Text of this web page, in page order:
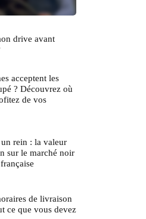
drive avant
acceptent les
? Découvrez où
de vos
rein : la valeur
sur le marché noir
de livraison
ce que vous devez